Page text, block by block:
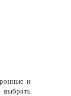
и
выбрать